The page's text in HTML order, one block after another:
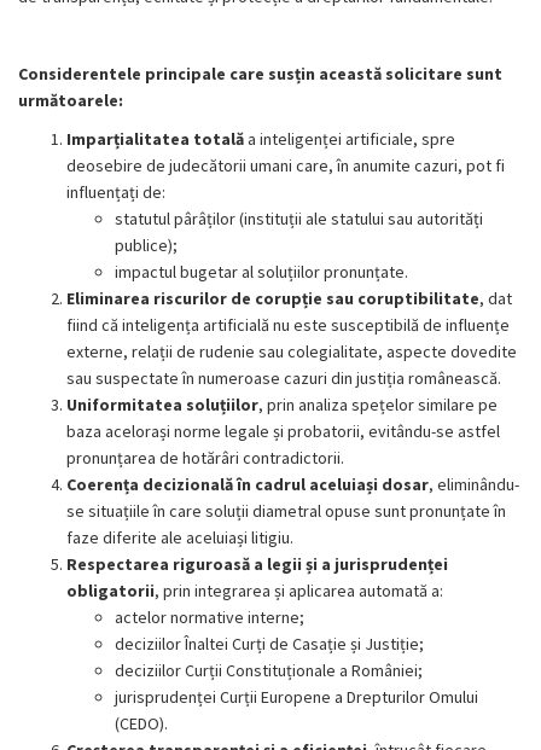
Considerentele principale care susțin această solicitare sunt
următoarele:
Imparțialitatea totalăa inteligenței artificiale, spre
deosebire de judecătorii umani care, în anumite cazuri, pot fi
influențați de:
statutul pârâților (instituții ale statului sau autorități
publice);
impactul bugetar al soluțiilor pronunțate.
Eliminarea riscurilor de corupție sau coruptibilitate, dat
fiind că inteligența artificială nu este susceptibilă de influențe
externe, relații de rudenie sau colegialitate, aspecte dovedite
sau suspectate în numeroase cazuri din justiția românească.
Uniformitatea soluțiilor, prin analiza spețelor similare pe
baza acelorași norme legale și probatorii, evitându-se astfel
pronunțarea de hotărâri contradictorii.
Coerența decizională în cadrul aceluiași dosar, eliminându-
se situațiile în care soluții diametral opuse sunt pronunțate în
faze diferite ale aceluiași litigiu.
Respectarea riguroasă a legii și a jurisprudenței
obligatorii, prin integrarea și aplicarea automată a:
actelor normative interne;
deciziilor Înaltei Curți de Casație și Justiție;
deciziilor Curții Constituționale a României;
jurisprudenței Curții Europene a Drepturilor Omului
(CEDO).